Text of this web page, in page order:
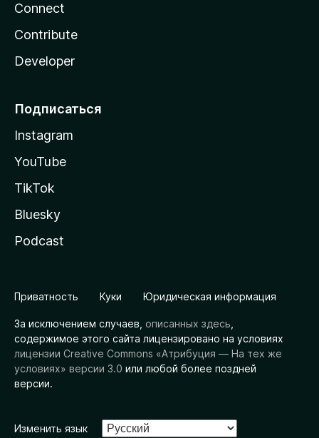
Connect
Contribute
Developer
Подписаться
Instagram
YouTube
TikTok
Bluesky
Podcast
Приватность Куки Юридическая информация
За исключением случаев, описанных здесь
содержимое этого сайта лицензировано на условиях
лицензии Creative Commons «Атрибуция — На тех же
условиях» версии 3.0 или любой более поздней
версии.
Изменить язык